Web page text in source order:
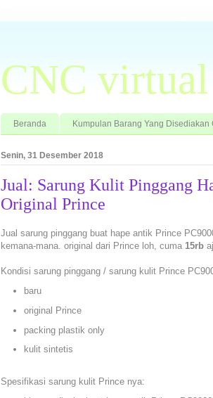
CNC virtual
Beranda Kumpulan Barang Yang Disediakan
Senin, 31 Desember 2018
Jual: Sarung Kulit Pinggang
Original Prince
Jual sarung pinggang buat hape antik Prince
kemana-mana. original dari Prince loh, cuma 15rb
Kondisi sarung pinggang / sarung kulit Prince
baru
original Prince
packing plastik only
kulit sintetis
Spesifikasi sarung kulit Prince nya: